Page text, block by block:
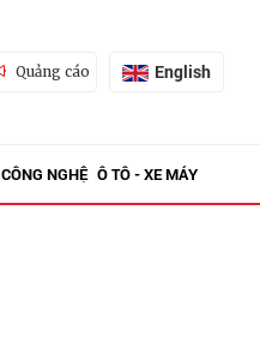
Quảng cáo English
CÔNG NGHỆ Ô TÔ - XE MÁY